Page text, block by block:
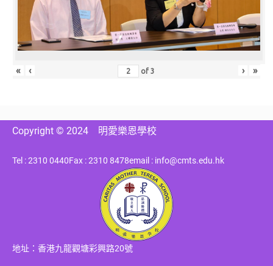
« ‹ of3 › »
Copyright © 2024 明愛樂恩學校
Tel : 2310 0440Fax : 2310 8478email : info@cmts.edu.hk
地址：香港九龍觀塘彩興路20號